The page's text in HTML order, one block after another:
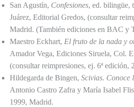
San Agustín, Confesiones, ed. bilingüe,
Juárez, Editorial Gredos, (consultar
Madrid. (También ediciones en BAC y
Maestro Eckhart, El fruto de la nada y
Amador Vega, Ediciones Siruela, Col.
(consultar reimpresiones, ej. 6ª edición,
Hildegarda de Bingen, Scivias. Conoce
Antonio Castro Zafra y María Isabel
1999, Madrid.